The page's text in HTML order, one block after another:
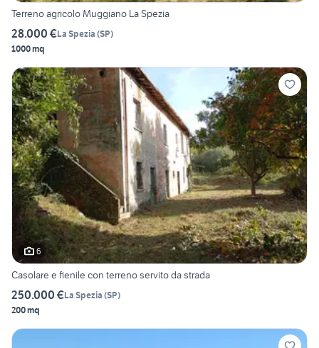
Terreno agricolo Muggiano La Spezia
28.000 €La Spezia (SP)
1000 mq
6
Casolare e fienile con terreno servito da strada
250.000 €La Spezia (SP)
200 mq